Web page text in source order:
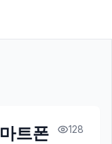
트폰 128